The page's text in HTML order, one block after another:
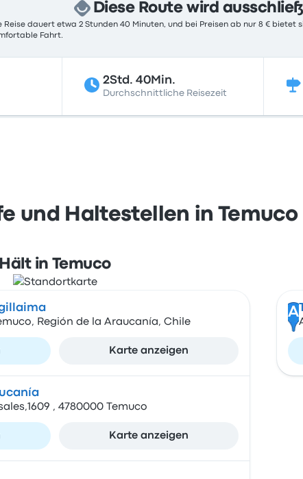
Diese Route wird
Reise dauert etwa 2 Stunden 40 Minuten, und bei Preisen ab nur 8 €
Fahrt.
2Std. 40Min.
Durchschnittliche Reisezeit
und Haltestellen in
Hält in Temuco
Región de la Araucanía, Chile
Karte anzeigen
, 4780000 Temuco
Karte anzeigen
A